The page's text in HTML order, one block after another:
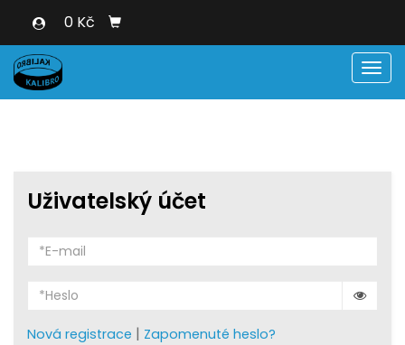
0 Kč
Uživatelský účet
Nová registrace | Zapomenuté heslo?